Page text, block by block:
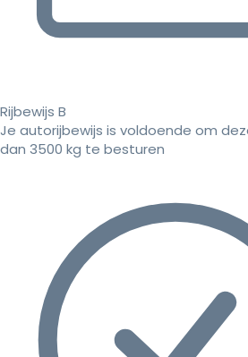
Rijbewijs B
Je autorijbewijs is voldoende om
dan 3500 kg te besturen